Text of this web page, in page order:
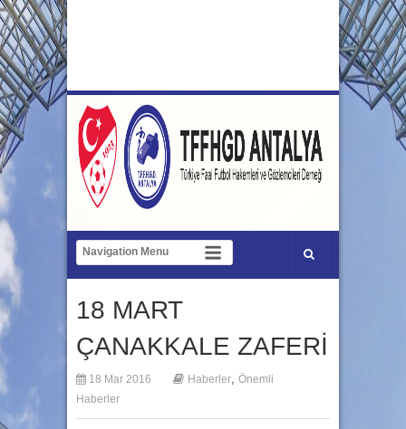
18 MART
ÇANAKKALE ZAFERİ
18 Mar 2016 Haberler, Önemli
Haberler